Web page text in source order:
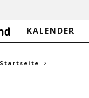
KALENDER
Startseite